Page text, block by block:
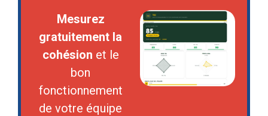
Mesurez
gratuitement la
cohésion et le
bon
fonctionnement
de votre équipe